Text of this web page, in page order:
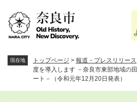
。
問
現在地 トップページ > 報道・プレスリリース
度を導入します －奈良市東部地域の
ート－（令和元年12月20日発表）